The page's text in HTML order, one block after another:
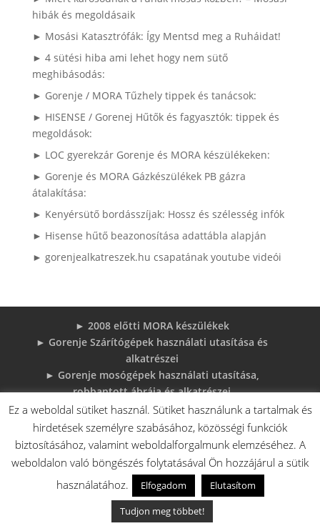
hibák és megoldásaik
► Mosási Katasztrófák: Így Mentsd meg a Ruháidat!
► 4 sütési hiba ami lehet hogy nem sütő
meghibásodás:
► Gorenje / MORA Tűzhely tippek és tanácsok:
► HISENSE / Gorenej Hűtők és fagyasztók: tippek és
megoldások:
► LOC gyerekzár Gorenje és MORA készülékeken:
► Gorenje és MORA Gázkészülékek PB gázra
átalakítása:
► Kenyérsütő bordásszíjak: Hossz és szélesség infók
► Hisense hűtő beazonosítása adattábla alapján
► gorenjealkatreszek.hu csapatának youtube videói
► 2008 előtti MORA készülékek
► Gorenje Szárítógépek használati utasítása és
alkatrészei
► Gorenje mosógépek használati utasítása,
robbantott ábrája és alkatrészei
► Sütőajtó leszerelése (Videó)
► Gorenje beépíthető készülékek használati
utasításai és robbantott ábrái
► MORA tűzhelyek használati utasítások
adatlapok robbantott rajzok
► Gorenje Bojler Vízkő problémák és
megoldások
► 6 gyakori sütő hiba, és megoldások
Ez a weboldal sütiket használ. Sütiket használunk a tartalmak és
hirdetések személyre szabásához, közösségi funkciók
biztosításához, valamint weboldalforgalmunk elemzéséhez. A
weboldalon való böngészés folytatásával Ön hozzájárul a sütik
használatához.
Elfogadom
Elutasítom
Tudjon meg többet!